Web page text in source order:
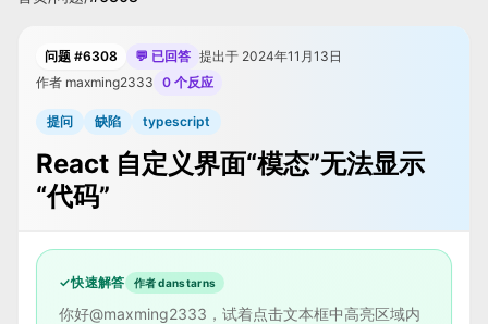
问题 #6308 💬 已回答 提出于 2024年11月13日
作者 maxming2333 0 个反应
提问 缺陷 typescript
React 自定义界面“模态”无法显示
“代码”
✓快速解答 作者 danstarns
你好@maxming2333，试着点击文本框中高亮区域内